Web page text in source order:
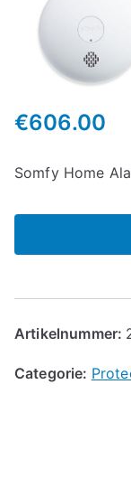
€606.00
Somfy Home
Artikelnummer:
Categorie: